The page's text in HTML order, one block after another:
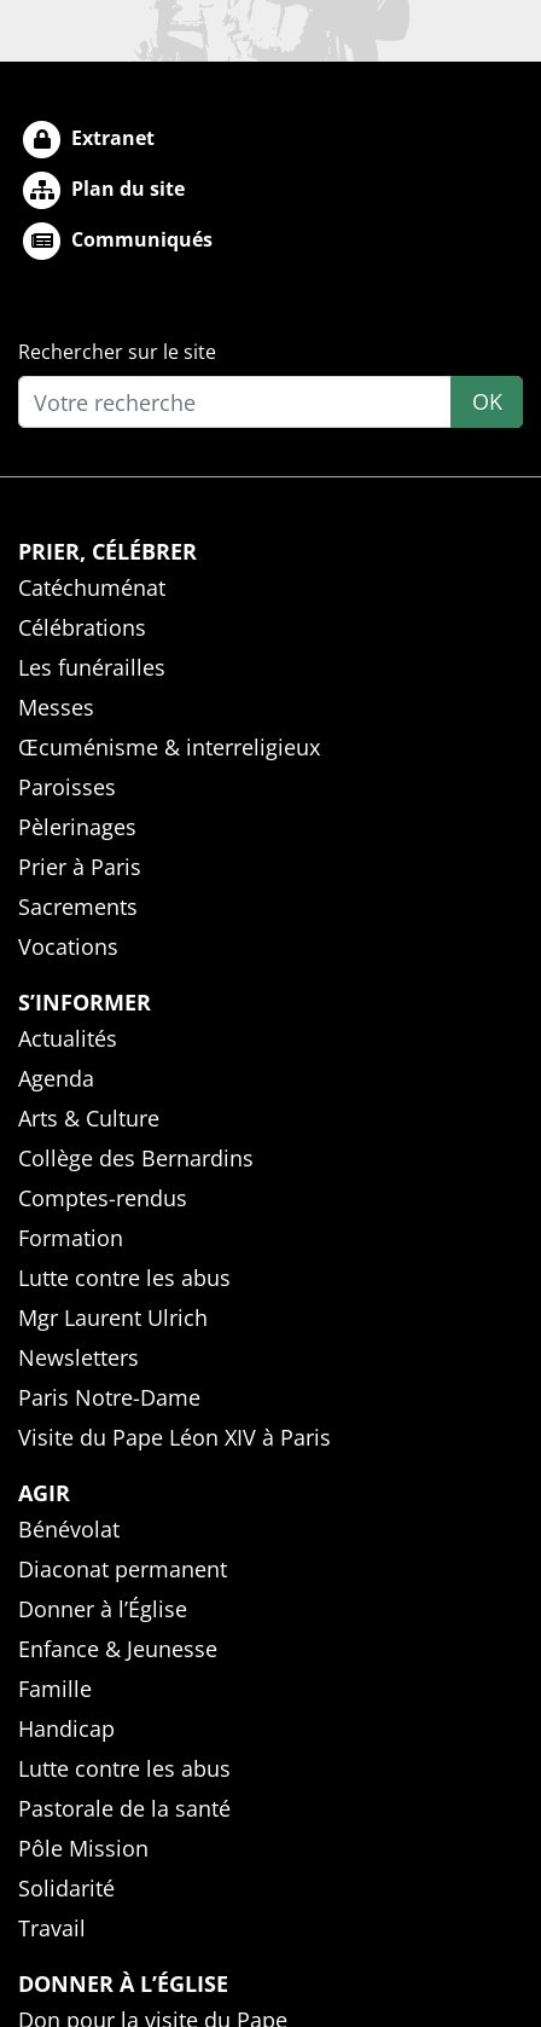
Extranet
Plan du site
Communiqués
Rechercher sur le site
OK
PRIER, CÉLÉBRER
Catéchuménat
Célébrations
Les funérailles
Messes
Œcuménisme & interreligieux
Paroisses
Pèlerinages
Prier à Paris
Sacrements
Vocations
S’INFORMER
Actualités
Agenda
Arts & Culture
Collège des Bernardins
Comptes-rendus
Formation
Lutte contre les abus
Mgr Laurent Ulrich
Newsletters
Paris Notre-Dame
Visite du Pape Léon XIV à Paris
AGIR
Bénévolat
Diaconat permanent
Donner à l’Église
Enfance & Jeunesse
Famille
Handicap
Lutte contre les abus
Pastorale de la santé
Pôle Mission
Solidarité
Travail
DONNER À L’ÉGLISE
Don pour la visite du Pape